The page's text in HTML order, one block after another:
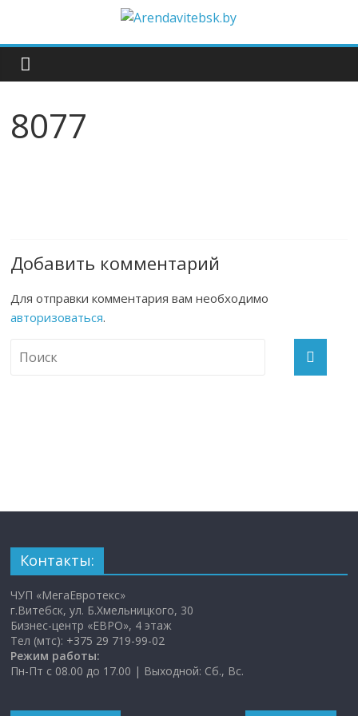
8077
Добавить комментарий
Для отправки комментария вам необходимо
авторизоваться.
Контакты:
ЧУП «МегаЕвротекс»
г.Витебск, ул. Б.Хмельницкого, 30
Бизнес-центр «ЕВРО», 4 этаж
Тел (мтс): +375 29 719-99-02
Режим работы:
Пн-Пт с 08.00 до 17.00 | Выходной: Сб., Вс.